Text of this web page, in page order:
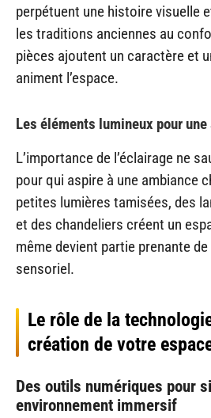
perpétuent une histoire visuelle
les traditions anciennes au
pièces ajoutent un caractère et
animent l’espace.
Les éléments lumineux pour
L’importance de l’éclairage ne
pour qui aspire à une ambiance
petites lumières tamisées, des
et des chandeliers créent un
même devient partie prenante de
sensoriel.
Le rôle de la
création de votre
Des outils numériques pour
environnement immersif